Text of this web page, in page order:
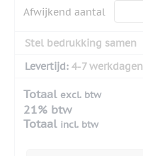
Afwijkend aantal
Stel bedrukking samen
Levertijd: 4-7 werkdagen
Totaal excl. btw
21% btw
Totaal incl. btw